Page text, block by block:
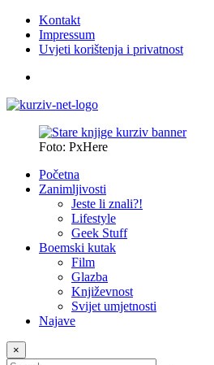
Kontakt
Impressum
Uvjeti korištenja i privatnost
Foto: PxHere
Početna
Zanimljivosti
Jeste li znali?!
Lifestyle
Geek Stuff
Boemski kutak
Film
Glazba
Književnost
Svijet umjetnosti
Najave
×